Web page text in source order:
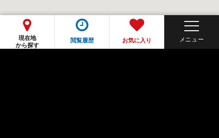
現在地
から探す
閲覧履歴 お気に入り